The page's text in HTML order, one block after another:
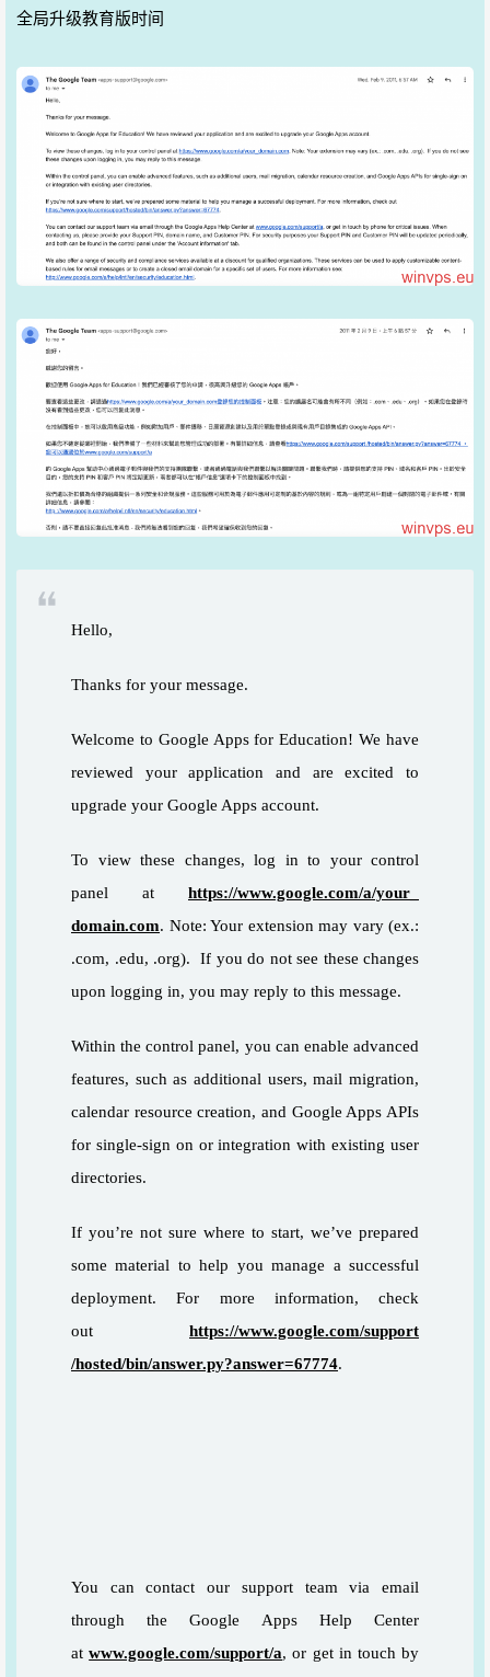
全局升级教育版时间
Hello,
Thanks for your message.
Welcome to Google Apps for Education! We have
reviewed your application and are excited to
upgrade your Google Apps account.
To view these changes, log in to your control
panel at https://www.google.com/a/your_
domain.com. Note: Your extension may vary (ex.:
.com, .edu, .org). If you do not see these changes
upon logging in, you may reply to this message.
Within the control panel, you can enable advanced
features, such as additional users, mail migration,
calendar resource creation, and Google Apps APIs
for single-sign on or integration with existing user
directories.
If you’re not sure where to start, we’ve prepared
some material to help you manage a successful
deployment. For more information, check
out https://www.google.com/support
/hosted/bin/answer.py?answer=67774.
You can contact our support team via email
through the Google Apps Help Center
atwww.google.com/support/a, or get in touch by